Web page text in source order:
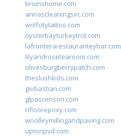
bruinshome.com
annascleaningsvc.com
wolfcitytattoo.com
oysterbayturkeytrot.com
lafronterarestauranteybar.com
lilyandrosetearoom.com
olivesburgberrypatch.com
theslushkids.com
giobastian.com
glpascensori.com
rifloorepoxy.com
woolleymillingandpaving.com
uptonpvd.com